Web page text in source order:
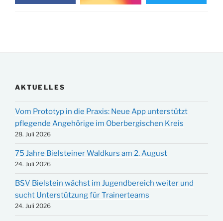
AKTUELLES
Vom Prototyp in die Praxis: Neue App unterstützt
pflegende Angehörige im Oberbergischen Kreis
28. Juli 2026
75 Jahre Bielsteiner Waldkurs am 2. August
24. Juli 2026
BSV Bielstein wächst im Jugendbereich weiter und
sucht Unterstützung für Trainerteams
24. Juli 2026